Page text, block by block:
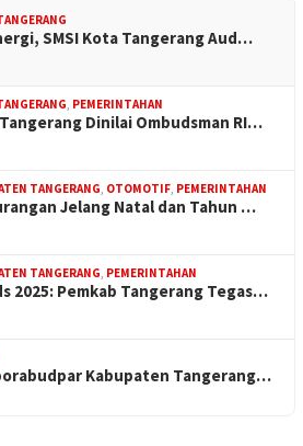
SMSI Kota Tangerang Aud…
PEMERINTAHAN
Dinilai Ombudsman RI…
TANGERANG OTOMOTIF PEMERINTAHAN
Jelang Natal dan Tahun …
TANGERANG PEMERINTAHAN
2025: Pemkab Tangerang Tegas…
Kabupaten Tangerang…